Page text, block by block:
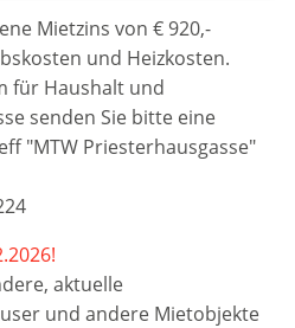
Mietzins von € 920,-
und Heizkosten.
für Haushalt und
senden Sie bitte eine
"MTW Priesterhausgasse"
aktuelle
und andere Mietobjekte